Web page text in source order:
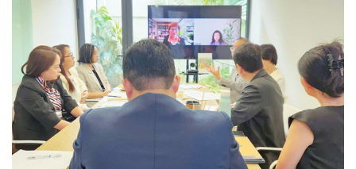
đầy biến động ngày nay.